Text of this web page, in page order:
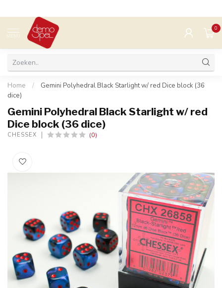
MENU
0
Home /
Gemini Polyhedral Black Starlight w/ red Dice block (36
dice)
Gemini Polyhedral Black Starlight w/ red
Dice block (36 dice)
CHESSEX (0)